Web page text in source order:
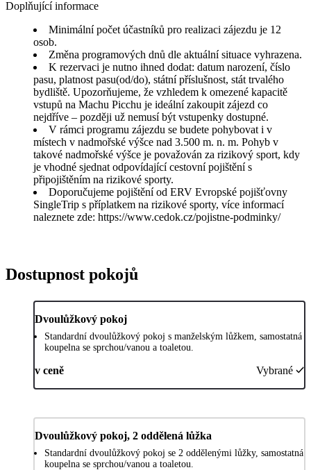
Doplňující informace
Minimální počet účastníků pro realizaci zájezdu je 12
osob.
Změna programových dnů dle aktuální situace vyhrazena.
K rezervaci je nutno ihned dodat: datum narození, číslo
pasu, platnost pasu(od/do), státní příslušnost, stát trvalého
bydliště. Upozorňujeme, že vzhledem k omezené kapacitě
vstupů na Machu Picchu je ideální zakoupit zájezd co
nejdříve – později už nemusí být vstupenky dostupné.
V rámci programu zájezdu se budete pohybovat i v
místech v nadmořské výšce nad 3.500 m. n. m. Pohyb v
takové nadmořské výšce je považován za rizikový sport, kdy
je vhodné sjednat odpovídající cestovní pojištění s
připojištěním na rizikové sporty.
Doporučujeme pojištění od ERV Evropské pojišťovny
SingleTrip s příplatkem na rizikové sporty, více informací
naleznete zde: https://www.cedok.cz/pojistne-podminky/
Dostupnost pokojů
Dvoulůžkový pokoj
Standardní dvoulůžkový pokoj s manželským lůžkem, samostatná
koupelna se sprchou/vanou a toaletou.
v ceně Vybrané
Dvoulůžkový pokoj, 2 oddělená lůžka
Standardní dvoulůžkový pokoj se 2 oddělenými lůžky, samostatná
koupelna se sprchou/vanou a toaletou.